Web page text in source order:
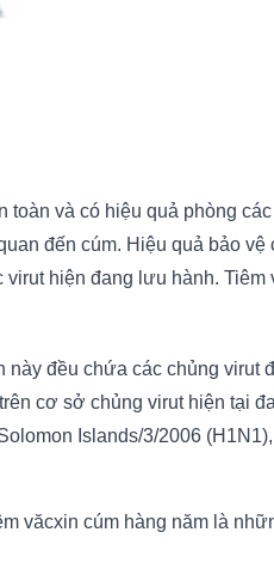
và có hiệu quả phòng
đến cúm. Hiệu quả bảo
hiện đang lưu hành. Tiêm
đều chứa các chủng virut
cơ sở chủng virut hiện tại
Islands/3/2006
văcxin cúm hàng năm là